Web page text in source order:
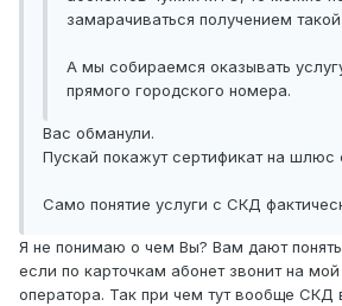
замарачиваться получением
А мы собираемся оказывать
прямого городского номера.
Вас обманули.
Пускай покажут сертификат на
Само понятие услуги с СКД
Я не понимаю о чем Вы? Вам дают
если по карточкам абонет звонит на мой
оператора. Так при чем тут вообще СКД